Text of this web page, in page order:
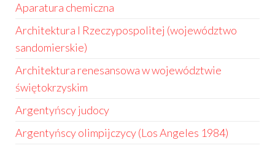
Aparatura chemiczna
Architektura I Rzeczypospolitej (województwo
sandomierskie)
Architektura renesansowa w województwie
świętokrzyskim
Argentyńscy judocy
Argentyńscy olimpijczycy (Los Angeles 1984)